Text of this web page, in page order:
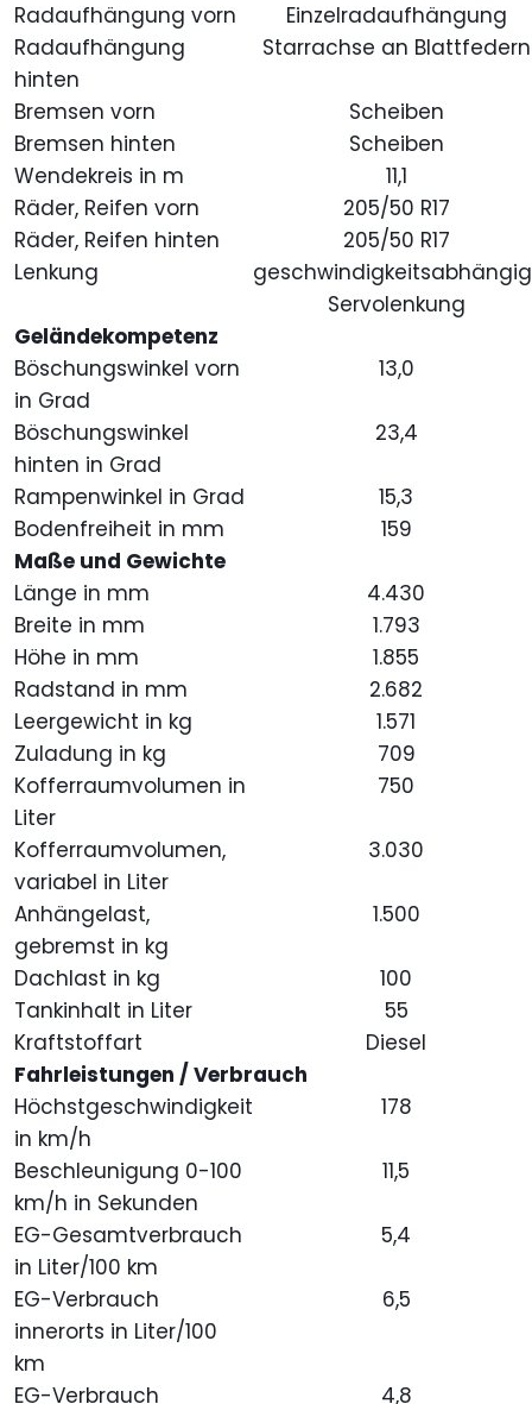
Radaufhängung vorn
Einzelradaufhängung
Radaufhängung
hinten
Starrachse an
Bremsen vorn
Scheiben
Bremsen hinten
Scheiben
Wendekreis in m
11,1
Räder, Reifen vorn
205/50 R17
Räder, Reifen hinten
205/50 R17
Lenkung
Servolenkung
Geländekompetenz
Böschungswinkel vorn
in Grad
13,0
Böschungswinkel
hinten in Grad
23,4
Rampenwinkel in Grad
15,3
Bodenfreiheit in mm
159
Maße und Gewichte
Länge in mm
4.430
Breite in mm
1.793
Höhe in mm
1.855
Radstand in mm
2.682
Leergewicht in kg
1.571
Zuladung in kg
709
Kofferraumvolumen in
Liter
750
Kofferraumvolumen,
variabel in Liter
3.030
Anhängelast,
gebremst in kg
1.500
Dachlast in kg
100
Tankinhalt in Liter
55
Kraftstoffart
Diesel
Fahrleistungen / Verbrauch
Höchstgeschwindigkeit
in km/h
178
Beschleunigung 0-100
km/h in Sekunden
11,5
EG-Gesamtverbrauch
in Liter/100 km
5,4
EG-Verbrauch
innerorts in Liter/100
km
6,5
EG-Verbrauch 4,8